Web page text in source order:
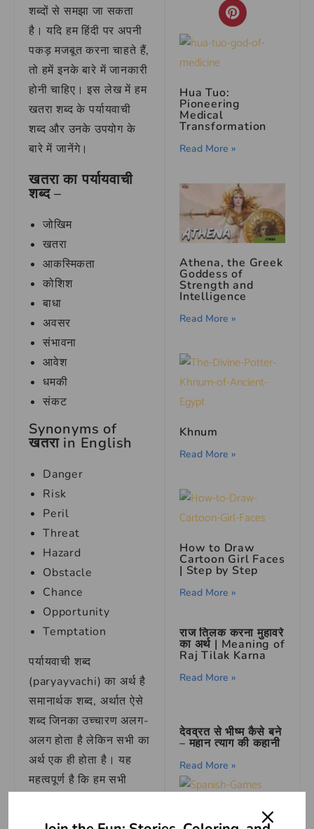
शब्दों से समझा जा सकता
है। यदि हम हिंदी पर अपनी
पकड़ मजबूत करना चाहते हैं,
तो हमें इनके बारे में जानकारी
होनी चाहिए। इस लेख में हम
खतरा शब्द के पर्यायवाची
शब्द और उनके उपयोग के
बारे में जानेंगे।
खतरा का पर्यायवाची
शब्द –
जोखिम
खतरा
आकस्मिकता
कोशिश
बाधा
अवसर
संभावना
आवेश
धमकी
संकट
Synonyms of
खतरा in English
Danger
Risk
Peril
Threat
Hazard
Obstacle
Chance
Opportunity
Temptation
पर्यायवाची शब्द
(paryayvachi) का अर्थ है
समानार्थक शब्द, अर्थात ऐसे
शब्द जिनका उच्चारण अलग-
अलग होता है लेकिन सभी का
अर्थ एक ही होता है। यह
महत्वपूर्ण है कि हम सभी
उपयोग समझें, क्योंकि इन
Hua Tuo:
Pioneering
Medical
Transformation
Read More »
Athena, the Greek
Goddess of
Strength and
Intelligence
Read More »
Khnum
Read More »
How to Draw
Cartoon Girl Faces
| Step by Step
Read More »
राज तिलक करना मुहावरे
का अर्थ | Meaning of
Raj Tilak Karna
Read More »
देवव्रत से भीष्म कैसे बने
– महान त्याग की कहानी
Read More »
Discover the Fun